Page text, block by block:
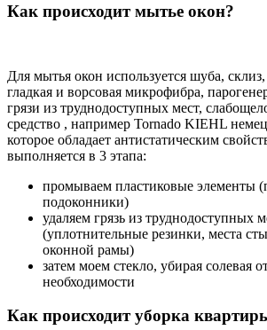
Как происходит мытье окон?
Для мытья окон используется шуба,
гладкая и ворсовая микрофибра,
грязи из труднодоступных мест,
средство , например Tornado KIEHL
которое обладает антистатическим
выполняется в 3 этапа:
промываем пластиковые элементы
подоконники)
удаляем грязь из труднодоступных
(уплотнительные резинки, места
оконной рамы)
затем моем стекло, убирая солевая
необходимости
Как происходит уборка